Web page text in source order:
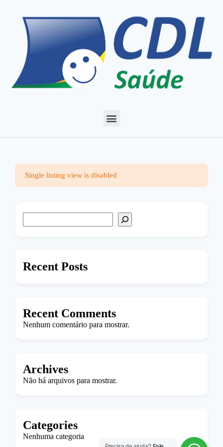
Single listing view is disabled
Recent Posts
Recent Comments
Nenhum comentário para mostrar.
Archives
Não há arquivos para mostrar.
Categories
Nenhuma categoria